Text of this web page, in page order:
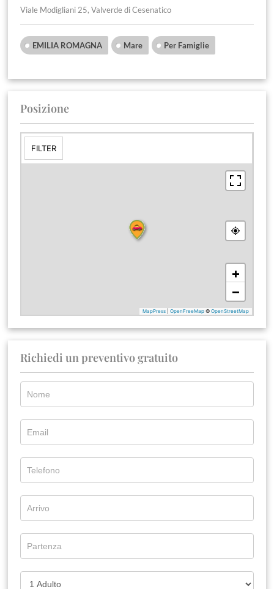
Viale Modigliani 25, Valverde di Cesenatico
EMILIA ROMAGNA Mare Per Famiglie
Posizione
Richiedi un preventivo gratuito